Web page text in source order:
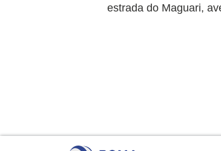
estrada do Maguari,